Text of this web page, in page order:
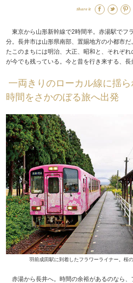
Share it
東京から山形新幹線で2時間半。赤湯駅でフ
分。長井市は山形県南部、置賜地方の小都市だ
たこのまちには明治、大正、昭和と、それぞ
が今でも残っている。今と昔を行き来する、長
一両きりのローカル線に揺ら
時間をさかのぼる旅へ出発
羽前成田駅に到着したフラワーライナー。桜
赤湯から長井へ。時間の余裕があるのなら、